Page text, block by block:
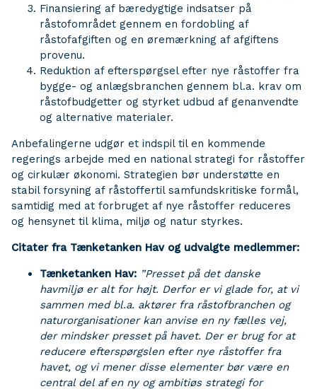
Finansiering af bæredygtige indsatser på
råstofområdet gennem en fordobling af
råstofafgiften og en øremærkning af afgiftens
provenu.
Reduktion af efterspørgsel efter nye råstoffer fra
bygge- og anlægsbranchen gennem bl.a. krav om
råstofbudgetter og styrket udbud af genanvendte
og alternative materialer.
Anbefalingerne udgør et indspil til en kommende
regerings arbejde med en national strategi for råstoffer
og cirkulær økonomi. Strategien bør understøtte en
stabil forsyning af råstoffertil samfundskritiske formål,
samtidig med at forbruget af nye råstoffer reduceres
og hensynet til klima, miljø og natur styrkes.
Citater fra Tænketanken Hav og udvalgte medlemmer:
Tænketanken Hav: ”Presset på det danske
havmiljø er alt for højt. Derfor er vi glade for, at vi
sammen med bl.a. aktører fra råstofbranchen og
naturorganisationer kan anvise en ny fælles vej,
der mindsker presset på havet. Der er brug for at
reducere efterspørgslen efter nye råstoffer fra
havet, og vi mener disse elementer bør være en
central del af en ny og ambitiøs strategi for